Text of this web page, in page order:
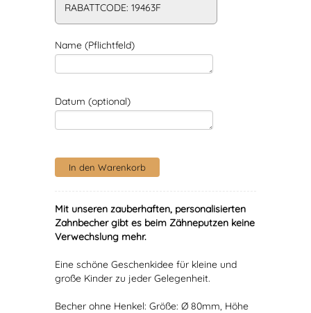
RABATTCODE: 19463F
Name (Pflichtfeld)
Datum (optional)
Mit unseren zauberhaften, personalisierten
Zahnbecher gibt es beim Zähneputzen keine
Verwechslung mehr.
Eine schöne Geschenkidee für kleine und
große Kinder zu jeder Gelegenheit.
Becher ohne Henkel: Größe: Ø 80mm, Höhe